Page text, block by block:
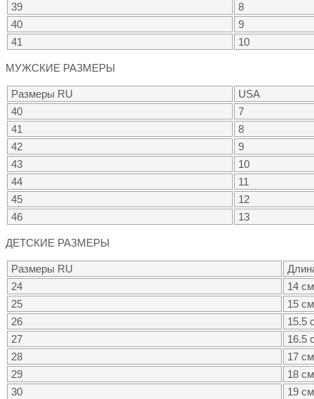
39
8
40
9
41
10
МУЖСКИЕ РАЗМЕРЫ
Размеры RU
USA
40
7
41
8
42
9
43
10
44
11
45
12
46
13
ДЕТСКИЕ РАЗМЕРЫ
Размеры RU
24
14 см
25
15 см
26
15.5
27
16.5
28
17 см
29
18 см
30
19 см